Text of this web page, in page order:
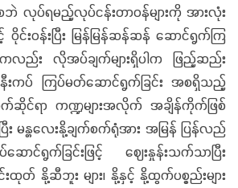
ဘဲ လုပ်ရမည့်လုပ်ငန်းတာဝန်များကို အားလုံး
ဝန်းပြီး မြန်မြန်ဆန်ဆန် ဆောင်ရွက်ကြ
းကလည်း လိုအပ်ချက်များရှိပါက ဖြည့်ဆည်း
နီးကပ် ကြပ်မတ်ဆောင်ရွက်ခြင်း အစရှိသည့်
က်ဆိုင်ရာ ကဏ္ဍများအလိုက် အချိန်ကိုက်ဖြစ်
မန္တလေးနို့ချက်စက်ရုံအား အမြန် ပြန်လည်
ရွက်ခြင်းဖြင့် ဈေးနှုန်းသက်သာပြီး
တ် နို့ဆီဘူး များ၊ နို့နှင့် နို့ထွက်ပစ္စည်းများ